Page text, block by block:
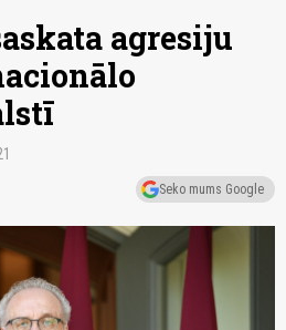
agresiju
Seko mums Google